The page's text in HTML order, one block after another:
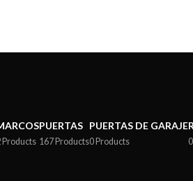
Products
PUERTAS
167 Products
PUERTAS DE GARAJE
0 Products